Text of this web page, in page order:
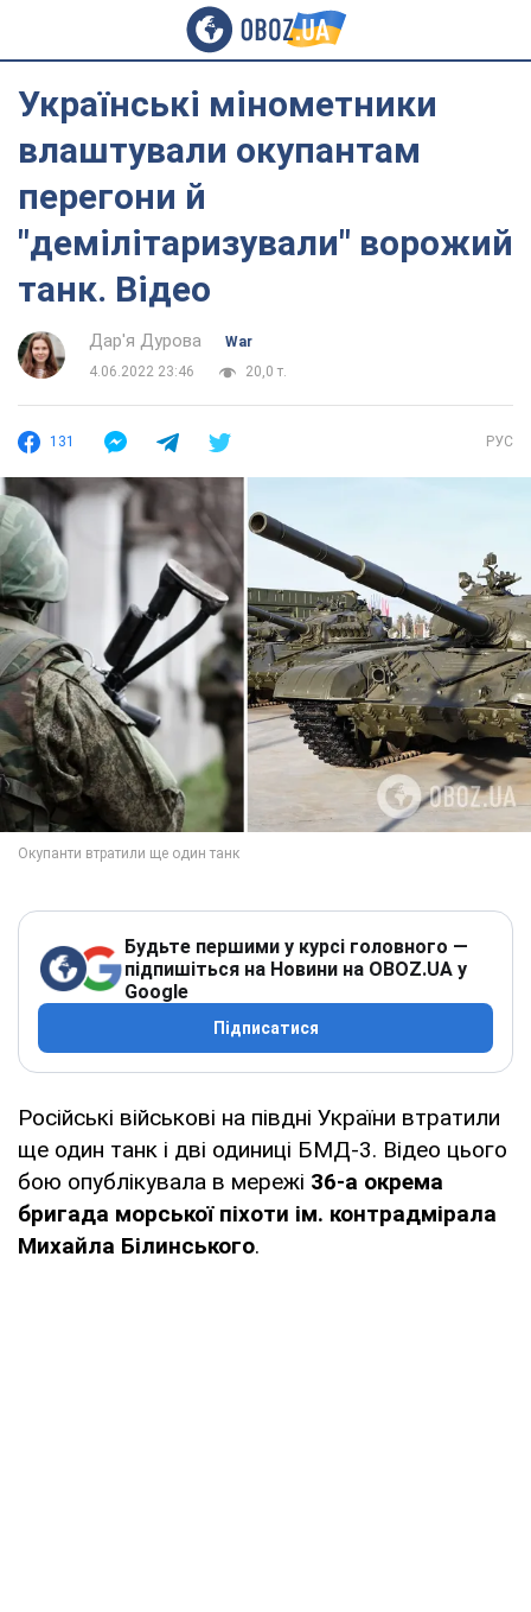
Українські мінометники
влаштували окупантам
перегони й
"демілітаризували" ворожий
танк. Відео
Дар'я Дурова
War
4.06.2022 23:46
20,0 т.
131 РУС
Будьте першими у курсі головного —
підпишіться на Новини на OBOZ.UA у
Google
Підписатися
Російські військові на півдні України втратили
ще один танк і дві одиниці БМД-3. Відео цього
бою опублікувала в мережі 36-а окрема
бригада морської піхоти ім. контрадмірала
Михайла Білинського.